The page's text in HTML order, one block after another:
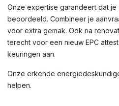
Onze expertise garandeert dat
beoordeeld. Combineer je
voor extra gemak. Ook na
terecht voor een nieuw EPC
keuringen aan.
Onze erkende
helpen.